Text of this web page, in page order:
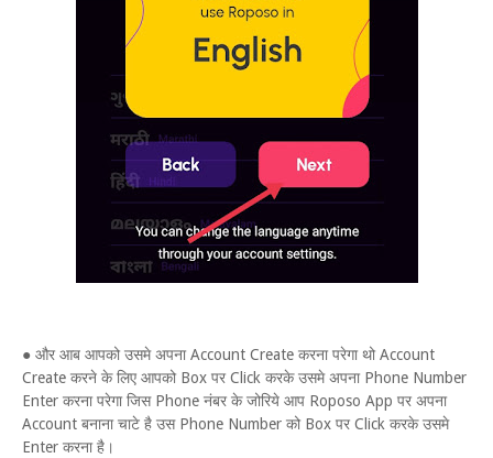
● और आब आपको उसमे अपना Account Create करना परेगा थो Account
Create करने के लिए आपको Box पर Click करके उसमे अपना Phone Number
Enter करना परेगा जिस Phone नंबर के जोरिये आप Roposo App पर अपना
Account बनाना चाटे है उस Phone Number को Box पर Click करके उसमे
Enter करना है।